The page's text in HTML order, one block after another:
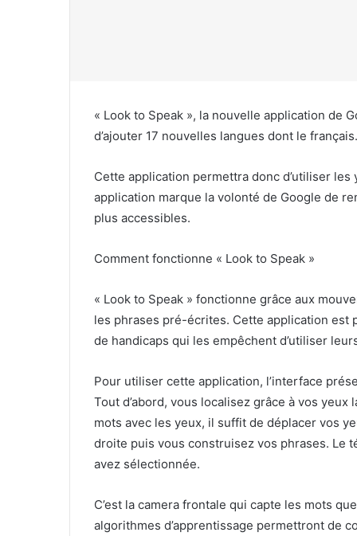
« Look to Speak », la nouvelle application de
d’ajouter 17 nouvelles langues dont le français.
Cette application permettra donc d’utiliser les
application marque la volonté de Google de
plus accessibles.
Comment fonctionne « Look to Speak »
« Look to Speak » fonctionne grâce aux
les phrases pré-écrites. Cette application
de handicaps qui les empêchent d’utiliser
Pour utiliser cette application, l’interface
Tout d’abord, vous localisez grâce à vos
mots avec les yeux, il suffit de déplacer vos
droite puis vous construisez vos phrases. Le
avez sélectionnée.
C’est la camera frontale qui capte les mots
algorithmes d’apprentissage permettront de